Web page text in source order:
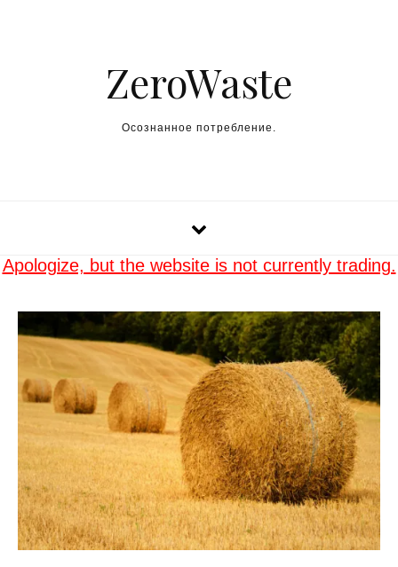
ZeroWaste
Осознанное потребление.
Apologize, but the website is not currently trading.